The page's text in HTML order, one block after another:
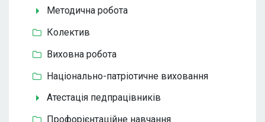
Методична робота
Колектив
Виховна робота
Національно-патріотичне виховання
Атестація педпрацівників
Профорієнтаційне навчання